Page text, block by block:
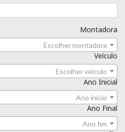
Montadora
Escolher montadora
Veículo
Escolher veículo
Ano Inicial
Ano início
Ano Final
Ano fim